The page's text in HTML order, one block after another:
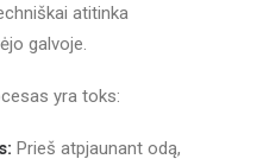
atitinka
galvoje.
yra toks:
Prieš atpjaunant odą,